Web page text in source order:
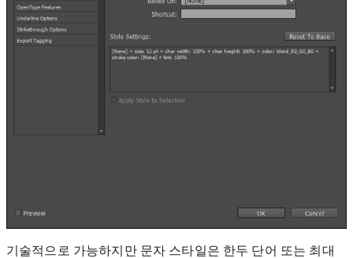
기술적으로 가능하지만 문자 스타일은 한두 단어 또는 최대